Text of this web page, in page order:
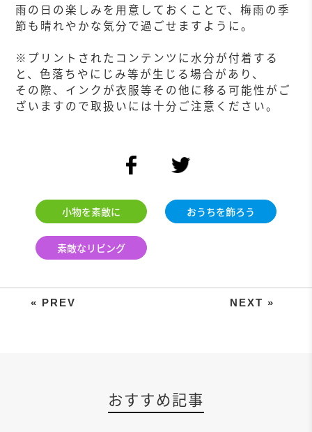
雨の日の楽しみを用意しておくことで、梅雨の季
節も晴れやかな気分で過ごせますように。
※プリントされたコンテンツに水分が付着する
と、色落ちやにじみ等が生じる場合があり、
その際、インクが衣服等その他に移る可能性がご
ざいますので取扱いには十分ご注意ください。
facebook
小物を素敵に おうちを飾ろう
素敵なリビング
A4紙1枚で2つ作れる！香りで暮
おすすめ記事